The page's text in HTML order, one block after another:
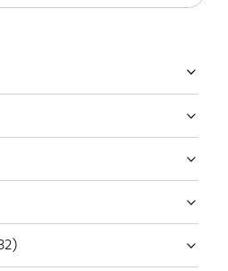
się o innowacyjny,
kajal 2w1!
w pisaku rysuje
jednym pociągnięciem.
AQUA, ACRYLATES
GLYCOL, BUTYLENE GLYCOL,
ACRYLATES
BEZPIECZEŃSTWA
)